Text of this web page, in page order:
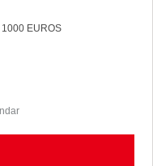
1000 EUROS